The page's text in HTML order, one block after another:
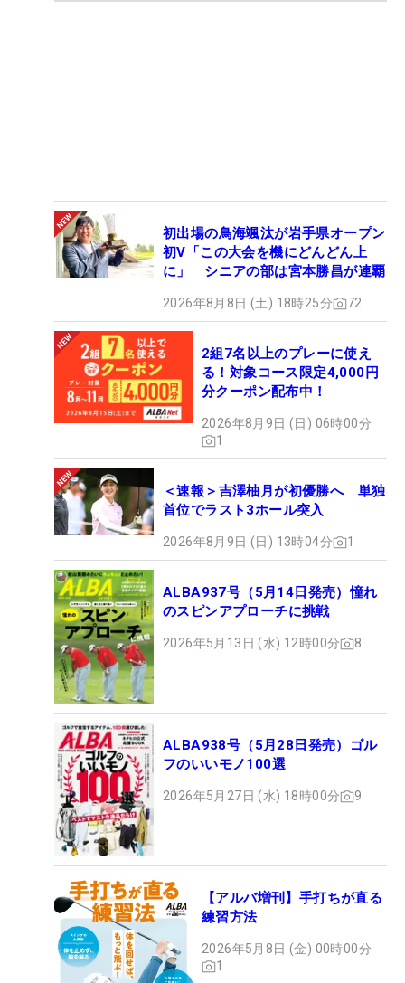
初出場の鳥海颯汰が岩手県オープン
初V「この大会を機にどんどん上
に」 シニアの部は宮本勝昌が連覇
2026年8月8日 (土) 18時25分 72
2組7名以上のプレーに使え
る！対象コース限定4,000円
分クーポン配布中！
2026年8月9日 (日) 06時00分
1
＜速報＞吉澤柚月が初優勝へ 単独
首位でラスト3ホール突入
2026年8月9日 (日) 13時04分 1
ALBA937号（5月14日発売）憧れ
のスピンアプローチに挑戦
2026年5月13日 (水) 12時00分 8
ALBA938号（5月28日発売）ゴル
フのいいモノ100選
2026年5月27日 (水) 18時00分 9
【アルバ増刊】手打ちが直る
練習方法
2026年5月8日 (金) 00時00分
1